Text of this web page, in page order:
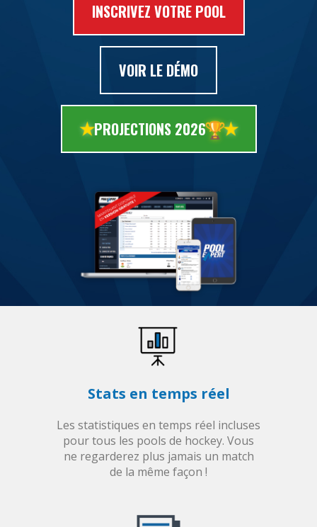
INSCRIVEZ VOTRE POOL
VOIR LE DÉMO
PROJECTIONS 2026🏆
Stats en temps réel
Les statistiques en temps réel incluses
pour tous les pools de hockey. Vous
ne regarderez plus jamais un match
de la même façon !